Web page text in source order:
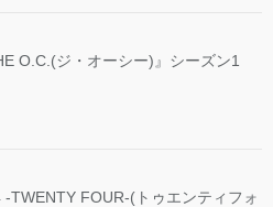
O.C.(ジ・オーシー)』シーズン1
TWENTY FOUR-(トゥエンティフォ